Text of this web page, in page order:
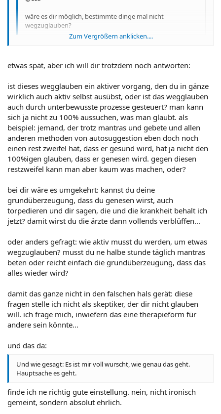
wäre es dir möglich, bestimmte dinge mal nicht
wegzuglauben?
Zum Vergrößern anklicken....
Zum Vergrößern anklicken....
etwas spät, aber ich will dir trotzdem noch antworten:
ist dieses wegglauben ein aktiver vorgang, den du in gänze
wirklich auch aktiv selbst ausübst, oder ist das wegglauben
auch durch unterbewusste prozesse gesteuert? man kann
sich ja nicht zu 100% aussuchen, was man glaubt. als
beispiel: jemand, der trotz mantras und gebete und allen
anderen methoden von autosuggestion eben doch noch
einen rest zweifel hat, dass er gesund wird, hat ja nicht den
100%igen glauben, dass er genesen wird. gegen diesen
restzweifel kann man aber kaum was machen, oder?
bei dir wäre es umgekehrt: kannst du deine
grundüberzeugung, dass du genesen wirst, auch
torpedieren und dir sagen, die und die krankheit behalt ich
jetzt? damit wirst du die ärzte dann vollends verblüffen...
oder anders gefragt: wie aktiv musst du werden, um etwas
wegzuglauben? musst du ne halbe stunde täglich mantras
beten oder reicht einfach die grundüberzeugung, dass das
alles wieder wird?
damit das ganze nicht in den falschen hals gerät: diese
fragen stelle ich nicht als skeptiker, der dir nicht glauben
will. ich frage mich, inwiefern das eine therapieform für
andere sein könnte...
und das da:
Und wie gesagt: Es ist mir voll wurscht, wie genau das geht.
Hauptsache es geht.
finde ich ne richtig gute einstellung. nein, nicht ironisch
gemeint, sondern absolut ehrlich.